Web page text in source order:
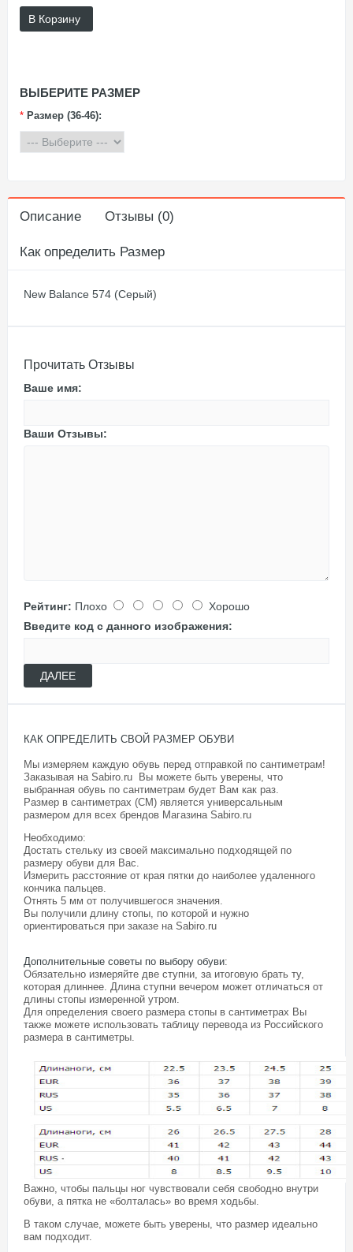
В Корзину
ВЫБЕРИТЕ РАЗМЕР
* Размер (36-46):
Описание Отзывы (0)
Как определить Размер
New Balance 574 (Серый)
Прочитать Отзывы
Ваше имя:
Ваши Отзывы:
Рейтинг: Плохо
Хорошо
Введите код с данного изображения:
ДАЛЕЕ
КАК ОПРЕДЕЛИТЬ СВОЙ РАЗМЕР ОБУВИ
Мы измеряем каждую обувь перед отправкой по сантиметрам!
Заказывая на Sabiro.ru Вы можете быть уверены, что
выбранная обувь по сантиметрам будет Вам как раз.
Размер в сантиметрах (СМ) является универсальным
размером для всех брендов Магазина Sabiro.ru
Необходимо:
Достать стельку из своей максимально подходящей по
размеру обуви для Вас.
Измерить расстояние от края пятки до наиболее удаленного
кончика пальцев.
Отнять 5 мм от получившегося значения.
Вы получили длину стопы, по которой и нужно
ориентироваться при заказе на Sabiro.ru
Дополнительные советы по выбору обуви:
Обязательно измеряйте две ступни, за итоговую брать ту,
которая длиннее. Длина ступни вечером может отличаться от
длины стопы измеренной утром.
Для определения своего размера стопы в сантиметрах Вы
также можете использовать таблицу перевода из Российского
размера в сантиметры.
Важно, чтобы пальцы ног чувствовали себя свободно внутри
обуви, а пятка не «болталась» во время ходьбы.
В таком случае, можете быть уверены, что размер идеально
вам подходит.